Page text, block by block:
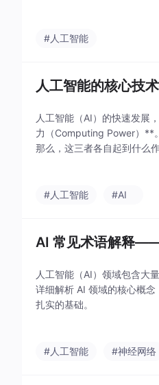
#人工智能
人工智能的核心技
人工智能（AI）的快速发展
力（Computing Power）**
那么，这三者各自起到什么
#人工智能 #AI
AI 常见术语解释
人工智能（AI）领域包含大
详细解析 AI 领域的核心概
扎实的基础。
#人工智能 #神经网络